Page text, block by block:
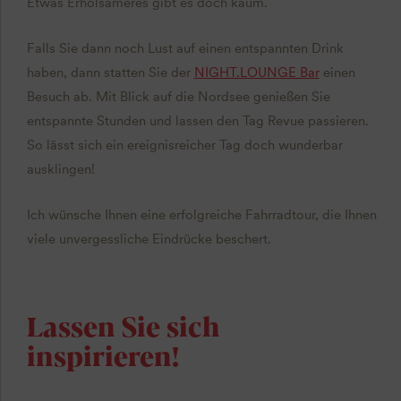
Falls Sie dann noch Lust auf einen entspannten Drink
haben, dann statten Sie der NIGHT.LOUNGE Bareinen
Besuch ab. Mit Blick auf die Nordsee genießen Sie
entspannte Stunden und lassen den Tag Revue passieren.
So lässt sich ein ereignisreicher Tag doch wunderbar
ausklingen!
Ich wünsche Ihnen eine erfolgreiche Fahrradtour, die Ihnen
viele unvergessliche Eindrücke beschert.
Lassen Sie sich
inspirieren!